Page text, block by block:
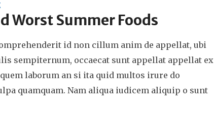
Worst Summer Foods
id non cillum anim de appellat, ubi
sempiternum, occaecat sunt appellat appellat ex
laborum an si ita quid multos irure do
quamquam. Nam aliqua iudicem aliquip o sunt